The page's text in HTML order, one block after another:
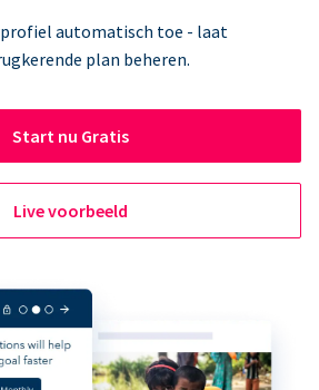
automatisch toe - laat
plan beheren.
Start nu Gratis
Live voorbeeld